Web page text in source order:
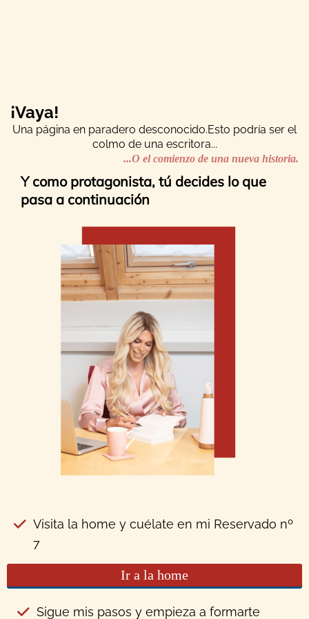
¡Vaya!
Una página en paradero desconocido.Esto podría ser el
colmo de una escritora...
...O el comienzo de una nueva historia.
Y como protagonista, tú decides lo que
pasa a continuación
Visita la home y cuélate en mi Reservado nº
7
Ir a la home
Sigue mis pasos y empieza a formarte